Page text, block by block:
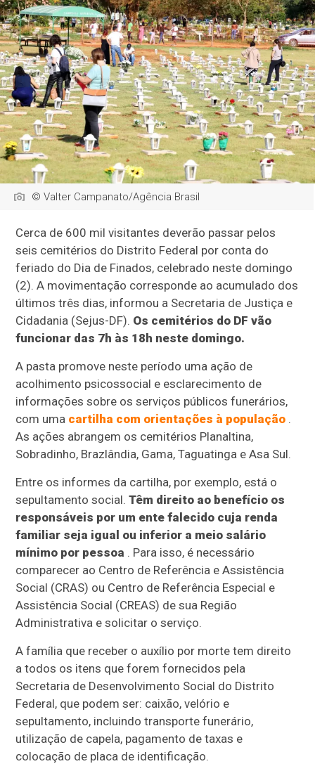
© Valter Campanato/Agência Brasil
Cerca de 600 mil visitantes deverão passar pelos
seis cemitérios do Distrito Federal por conta do
feriado do Dia de Finados, celebrado neste domingo
(2). A movimentação corresponde ao acumulado dos
últimos três dias, informou a Secretaria de Justiça e
Cidadania (Sejus-DF). Os cemitérios do DF vão
funcionar das 7h às 18h neste domingo.
A pasta promove neste período uma ação de
acolhimento psicossocial e esclarecimento de
informações sobre os serviços públicos funerários,
com uma cartilha com orientações à população .
As ações abrangem os cemitérios Planaltina,
Sobradinho, Brazlândia, Gama, Taguatinga e Asa Sul.
Entre os informes da cartilha, por exemplo, está o
sepultamento social.Têm direito ao benefício os
responsáveis por um ente falecido cuja renda
familiar seja igual ou inferior a meio salário
mínimo por pessoa . Para isso, é necessário
comparecer ao Centro de Referência e Assistência
Social (CRAS) ou Centro de Referência Especial e
Assistência Social (CREAS) de sua Região
Administrativa e solicitar o serviço.
A família que receber o auxílio por morte tem direito
a todos os itens que forem fornecidos pela
Secretaria de Desenvolvimento Social do Distrito
Federal, que podem ser: caixão, velório e
sepultamento, incluindo transporte funerário,
utilização de capela, pagamento de taxas e
colocação de placa de identificação.